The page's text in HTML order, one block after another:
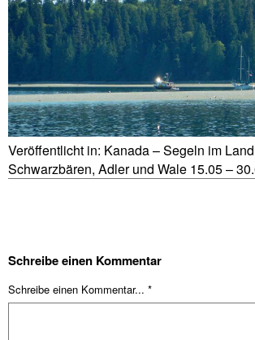
Veröffentlicht in: Kanada – Segeln im
Schwarzbären, Adler und Wale 15.05 –
Schreibe einen Kommentar
Schreibe einen Kommentar... *